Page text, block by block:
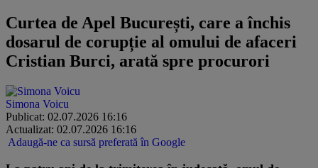
Curtea de Apel București, care a închis
dosarul de corupție al omului de afaceri
Cristian Burci, arată spre procurori
Simona Voicu
Publicat: 02.07.2026 16:16
Actualizat: 02.07.2026 16:16
Adaugă-ne ca sursă preferată în Google